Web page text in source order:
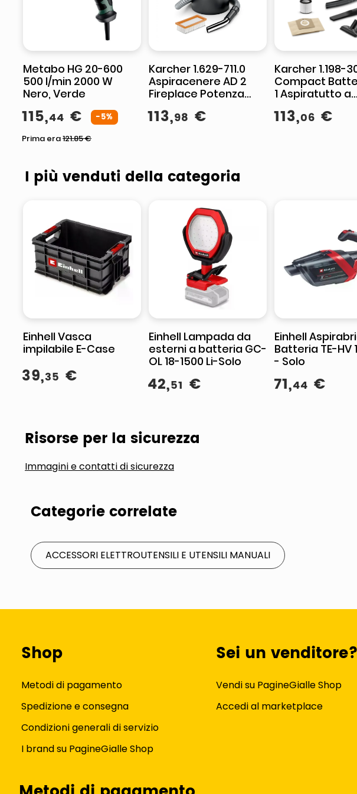
Metabo HG 20-600
500 l/min 2000 W
Nero, Verde
115,44 € -5%
Prima era121.85€
Karcher 1.629-711.0
Aspiracenere AD 2
Fireplace Potenza
600W Capacita' 14
Litri Nero
113,98 €
Karcher 1.198-
Compact
1 Aspiratutto a
Batteria
113,06 €
I più venduti della categoria
Einhell Vasca
impilabile E-Case
39,35 €
Einhell Lampada da
esterni a batteria GC-
OL 18-1500 Li-Solo
42,51 €
Einhell
Batteria TE-HV
- Solo
71,44 €
Risorse per la sicurezza
Immagini e contatti di sicurezza
Categorie correlate
ACCESSORI ELETTROUTENSILI E UTENSILI MANUALI
Shop
Metodi di pagamento
Spedizione e consegna
Condizioni generali di servizio
I brand su PagineGialle Shop
Sei un venditore?
Vendi su PagineGialle Shop
Accedi al marketplace